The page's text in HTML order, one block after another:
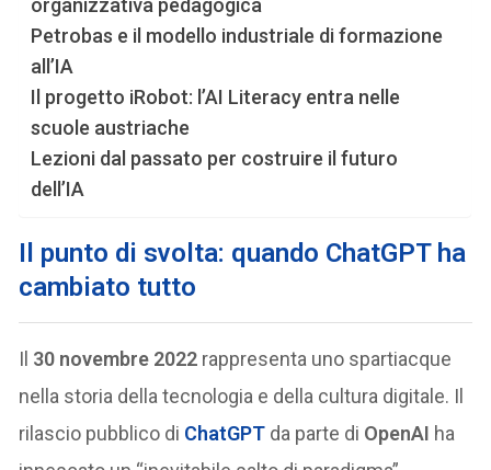
Petrobas e il modello industriale di formazione
all’IA
Il progetto iRobot: l’AI Literacy entra nelle
scuole austriache
Lezioni dal passato per costruire il futuro
dell’IA
Il punto di svolta: quando ChatGPT ha
cambiato tutto
Il 30 novembre 2022 rappresenta uno spartiacque
nella storia della tecnologia e della cultura digitale. Il
rilascio pubblico di ChatGPT da parte di OpenAI ha